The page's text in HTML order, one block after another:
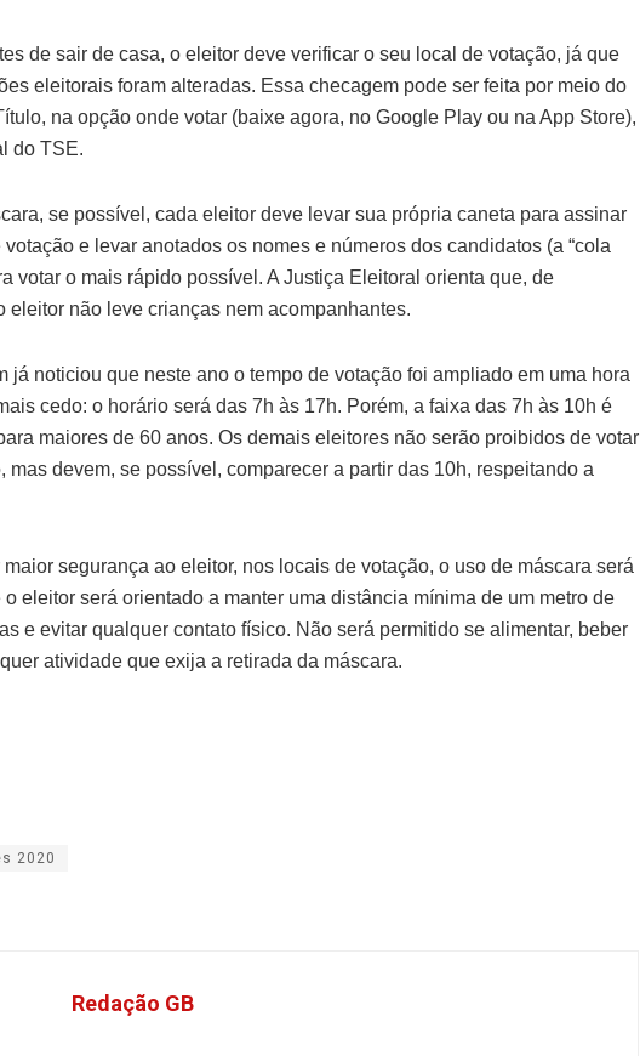
de sair de casa, o eleitor deve verificar o seu local de votação, já que
eleitorais foram alteradas. Essa checagem pode ser feita por meio do
na opção onde votar (baixe agora, no Google Play ou na App Store),
do TSE.
se possível, cada eleitor deve levar sua própria caneta para assinar
e levar anotados os nomes e números dos candidatos (a “cola
votar o mais rápido possível. A Justiça Eleitoral orienta que, de
eleitor não leve crianças nem acompanhantes.
já noticiou que neste ano o tempo de votação foi ampliado em uma hora
cedo: o horário será das 7h às 17h. Porém, a faixa das 7h às 10h é
maiores de 60 anos. Os demais eleitores não serão proibidos de votar
mas devem, se possível, comparecer a partir das 10h, respeitando a
maior segurança ao eleitor, nos locais de votação, o uso de máscara será
o eleitor será orientado a manter uma distância mínima de um metro de
e evitar qualquer contato físico. Não será permitido se alimentar, beber
atividade que exija a retirada da máscara.
2020
Redação GB